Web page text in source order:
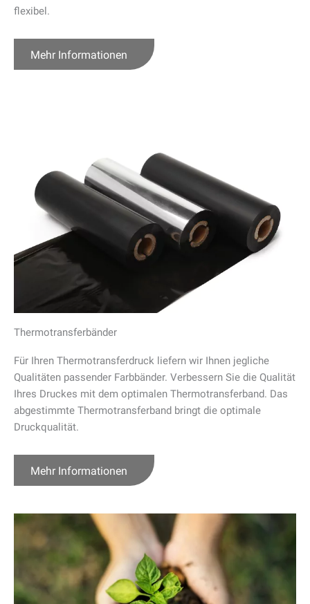
flexibel.
Mehr Informationen
Thermotransferbänder
Für Ihren Thermotransferdruck liefern wir Ihnen jegliche
Qualitäten passender Farbbänder. Verbessern Sie die Qualität
Ihres Druckes mit dem optimalen Thermotransferband. Das
abgestimmte Thermotransferband bringt die optimale
Druckqualität.
Mehr Informationen